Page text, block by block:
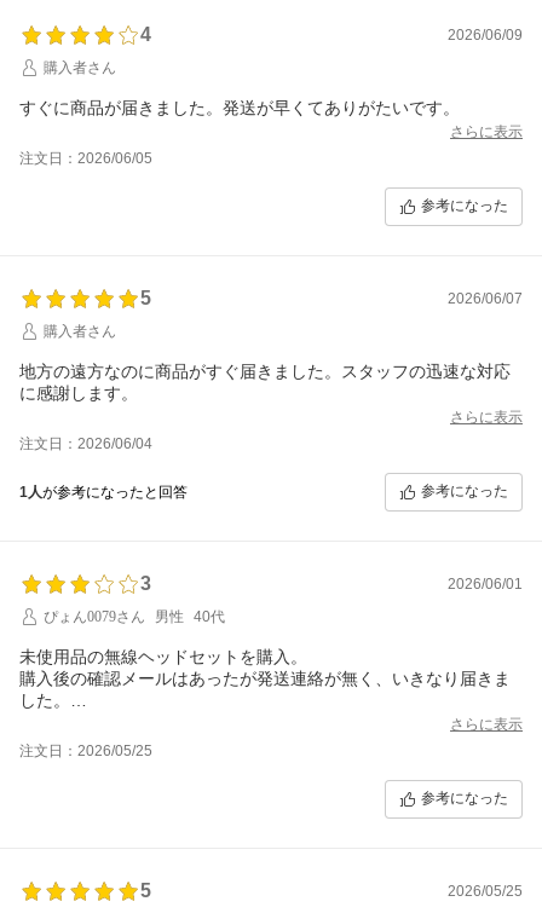
4
2026/06/09
購入者さん
すぐに商品が届きました。発送が早くてありがたいです。
さらに表示
注文日：2026/06/05
参考になった
5
2026/06/07
購入者さん
地方の遠方なのに商品がすぐ届きました。スタッフの迅速な対応
に感謝します。
さらに表示
注文日：2026/06/04
1人が参考になったと回答 参考になった
3
2026/06/01
ぴょん0079さん
男性 40代
未使用品の無線ヘッドセットを購入。
購入後の確認メールはあったが発送連絡が無く、いきなり届きま
した。
たまたま在宅だったので受け取れたけど外出してたら再配達など
の手間がかかったかも。
商品には満足しているので欲しいものがあれば利用するかもしれ
さらに表示
注文日：2026/05/25
参考になった
5
2026/05/25